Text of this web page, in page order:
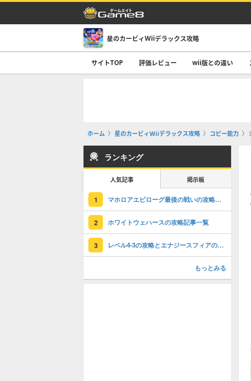
星のカービィWiiデラックス攻略
サイトTOP 評価レビュー wii版との違い
ホーム 星のカービィWiiデラックス攻略 コピー能力
ランキング
人気記事 掲示板
1 マホロアエピローグ最後の戦いの攻略｜ラスボス
2 ホワイトウェハースの攻略記事一覧
3 レベル4-3の攻略とエナジースフィアの場所
もっとみる